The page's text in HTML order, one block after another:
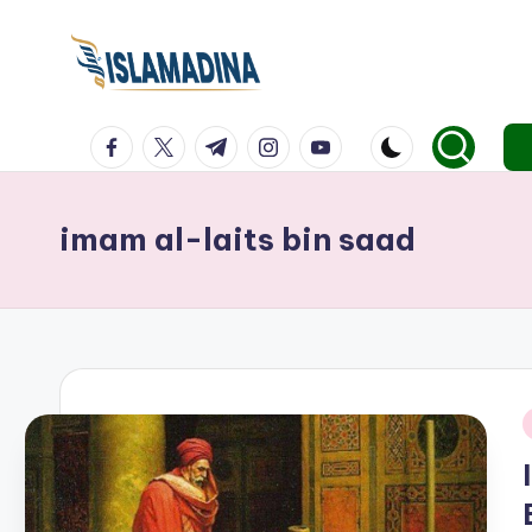
facebook.com
twitter.com
t.me instagram.com
youtube.com
imam al-laits bin saad